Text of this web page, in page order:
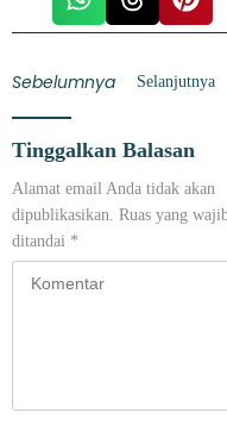
Sebelumnya Selanjutnya
Tinggalkan Balasan
Alamat email Anda tidak akan
dipublikasikan. Ruas yang
ditandai *